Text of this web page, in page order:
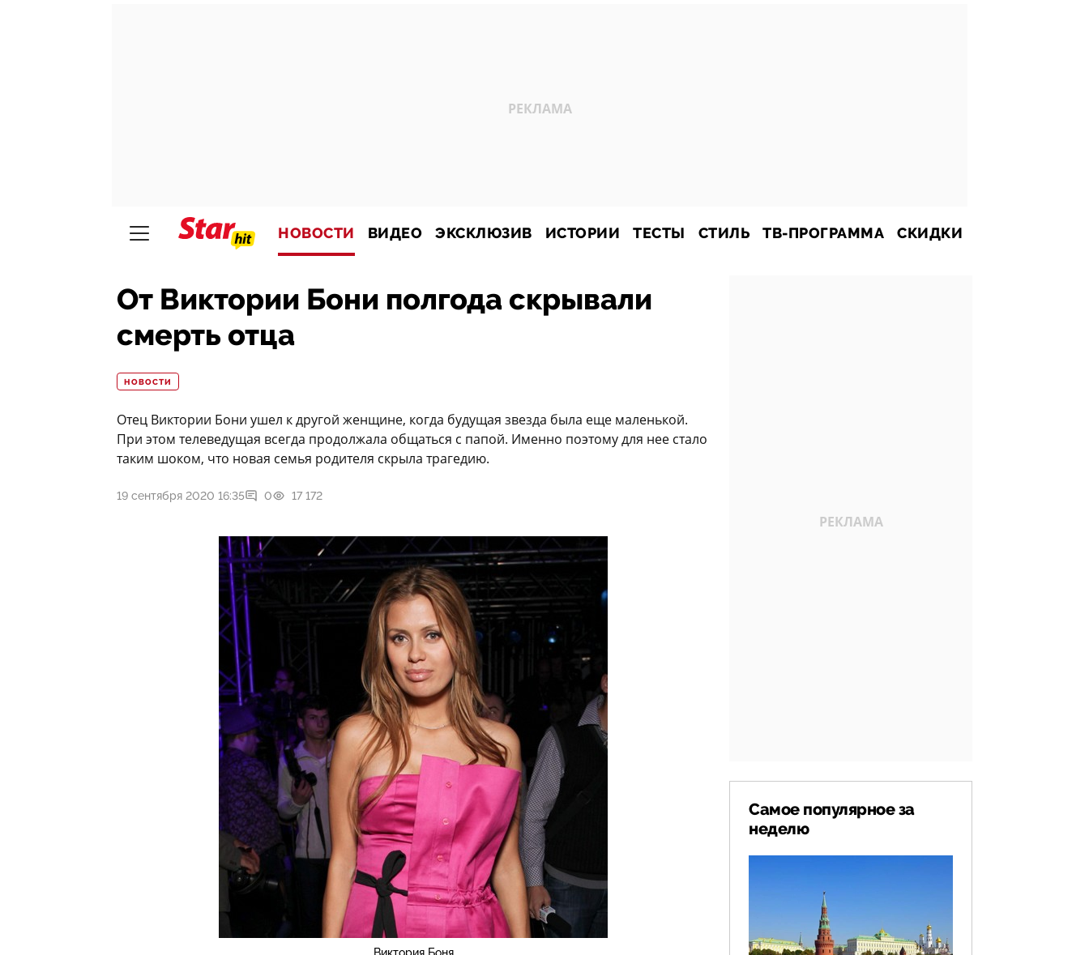
НОВОСТИ ВИДЕО ЭКСКЛЮЗИВ ИСТОРИИ ТЕСТЫ СТИЛЬ ТВ-ПРОГРАММА СКИДКИ
От Виктории Бони полгода скрывали
смерть отца
НОВОСТИ
Отец Виктории Бони ушел к другой женщине, когда будущая звезда была еще маленькой.
При этом телеведущая всегда продолжала общаться с папой. Именно поэтому для нее стало
таким шоком, что новая семья родителя скрыла трагедию.
19 сентября 2020 16:35 0 17 172
Самое популярное за
неделю